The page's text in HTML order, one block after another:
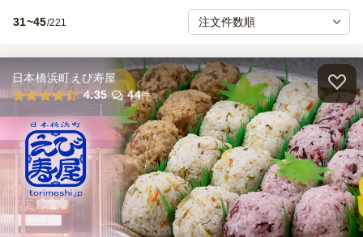
31~45/221
日本橋浜町えび寿屋
4.35
44件